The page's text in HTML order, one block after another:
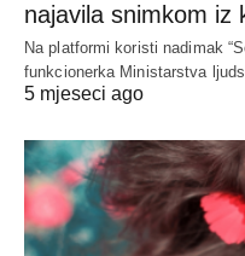
najavila snimkom iz
Na platformi koristi nadimak
funkcionerka Ministarstva
5 mjeseci ago